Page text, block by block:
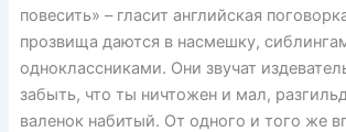
повесить» – гласит английская
прозвища даются в насмешку,
одноклассниками. Они звучат
забыть, что ты ничтожен и мал,
валенок набитый. От одного и того же